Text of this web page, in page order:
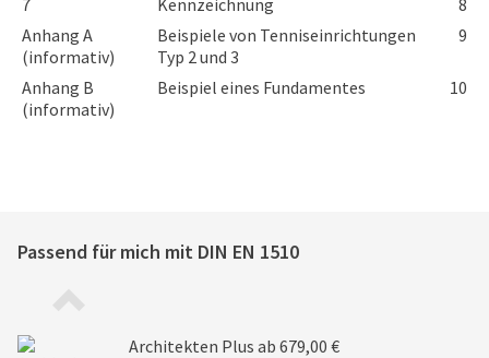
7
Kennzeichnung
8
Anhang A
(informativ)
Beispiele von Tenniseinrichtungen
Typ 2 und 3
9
Anhang B
(informativ)
Beispiel eines Fundamentes 10
Passend für mich mit DIN EN 1510
Architekten Plus ab 679,00 €